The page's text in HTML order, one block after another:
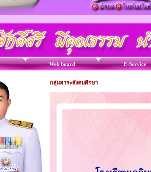
Web board E-Service
กลุ่มสาระสังคมศึกษา